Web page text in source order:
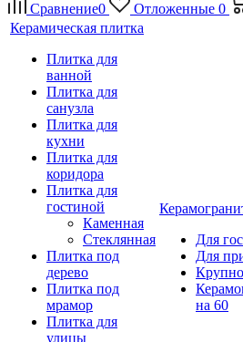
Сравнение0 Отложенные 0
Керамическая плитка
Плитка для
ванной
Плитка для
санузла
Плитка для
кухни
Плитка для
коридора
Плитка для
гостиной
Каменная
Стеклянная
Плитка под
дерево
Плитка под
мрамор
Плитка для
улицы
Для
Для
на 60